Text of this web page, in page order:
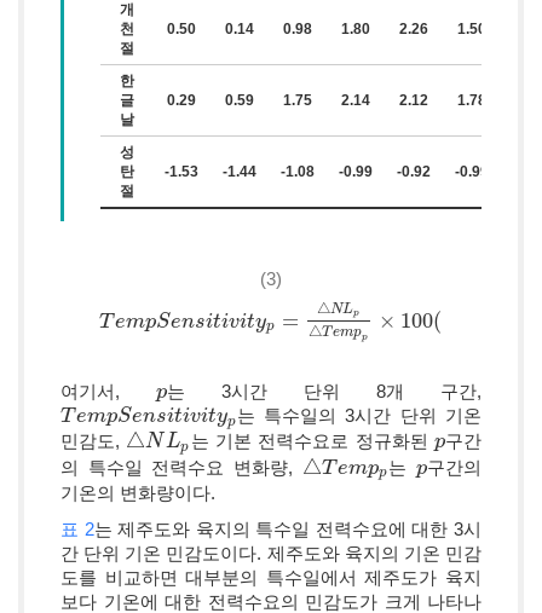
개
천
절
0.50 0.14 0.98 1.80 2.26 1.50
한
글
날
0.29 0.59 1.75 2.14 2.12 1.78
성
탄
절
-1.53 -1.44 -1.08 -0.99 -0.92 -0.99
(3)
TempSensitivityp = △NLp
△Tempp
× 100(
TempSensitivityp=△NL p△ Tempp× 100 (
여기서, p
p는 3시간 단위 8개 구간,
T empSensitivityp
TempSensitivityp
는 특수일의 3시간 단위 기온
민감도, △NLp
△NLp 는 기본 전력수요로 정규화된 p
p구간
의 특수일 전력수요 변화량, △T empp
△Tempp 는 p
p구간의
기온의 변화량이다.
표 2는 제주도와 육지의 특수일 전력수요에 대한 3시
간 단위 기온 민감도이다. 제주도와 육지의 기온 민감
도를 비교하면 대부분의 특수일에서 제주도가 육지
보다 기온에 대한 전력수요의 민감도가 크게 나타나